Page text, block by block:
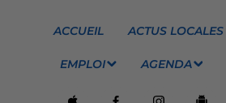
ACCUEIL ACTUS LOCALES
EMPLOI AGENDA